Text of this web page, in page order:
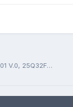
HYUNDAI H-LED24V6, M240HW01 V.0, 25Q32FVSIG